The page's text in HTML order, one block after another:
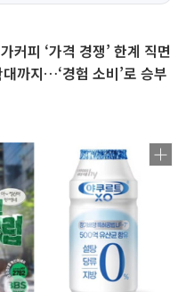
커피 ‘가격 경쟁’ 한계 직면
까지…‘경험 소비’로 승부